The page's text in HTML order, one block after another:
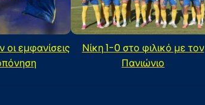
εμφανίσεις
Νίκη 1-0 στο φιλικό με τον
Πανιώνιο